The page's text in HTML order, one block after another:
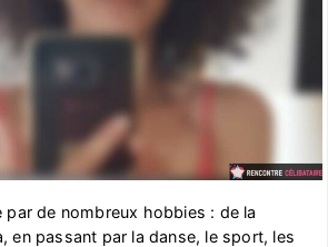
par de nombreux hobbies : de la
en passant par la danse, le sport, les